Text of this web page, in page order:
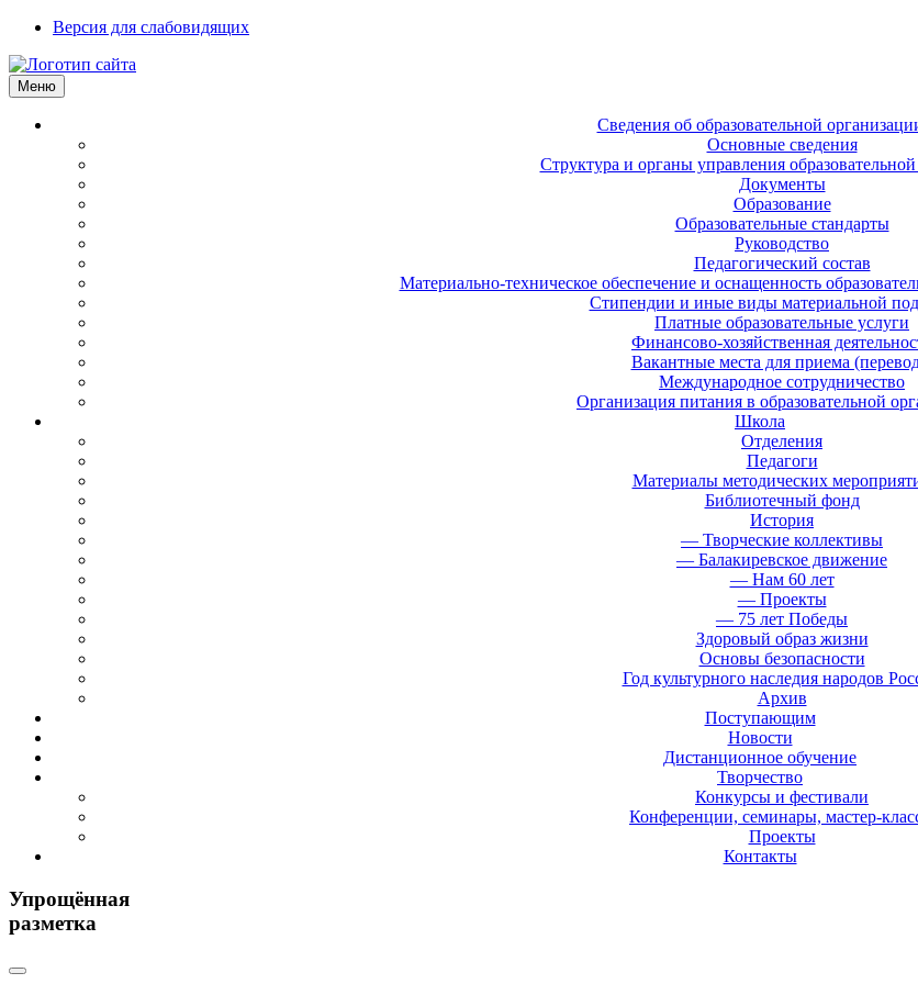
Версия для слабовидящих
Меню
Сведения об образовательной
Основные сведения
Структура и органы управления
Документы
Образование
Образовательные стандарты
Руководство
Педагогический состав
Материально-техническое обеспечение и оснащенность
Стипендии и иные виды материальной
Платные образовательные услуги
Финансово-хозяйственная
Вакантные места для приема
Международное сотрудничество
Организация питания в образовательной
Школа
Отделения
Педагоги
Материалы методических
Библиотечный фонд
История
— Творческие коллективы
— Балакиревское движение
— Нам 60 лет
— Проекты
— 75 лет Победы
Здоровый образ жизни
Основы безопасности
Год культурного наследия народов
Архив
Поступающим
Новости
Дистанционное обучение
Творчество
Конкурсы и фестивали
Конференции, семинары, мастер-
Проекты
Контакты
Упрощённая
разметка